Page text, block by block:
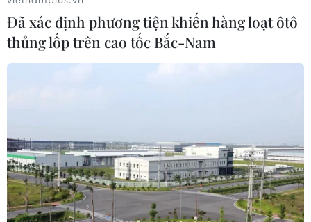
Đã xác định phương tiện khiến hàng loạt ôtô
thủng lốp trên cao tốc Bắc-Nam